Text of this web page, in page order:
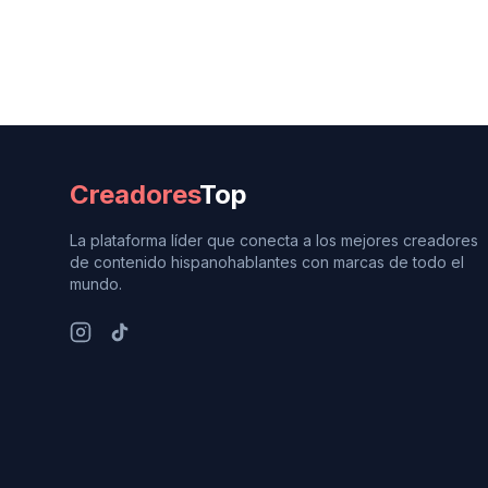
CreadoresTop
La plataforma líder que conecta a los mejores creadores
de contenido hispanohablantes con marcas de todo el
mundo.